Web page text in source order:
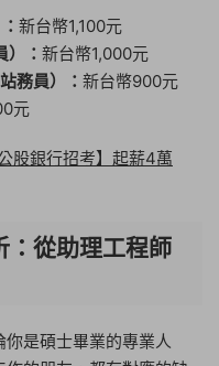
新台幣1,100元
： 新台幣1,000元
務員）： 新台幣900元
元
股銀行招考】起薪4萬
從助理工程師
你是碩士畢業的專業人